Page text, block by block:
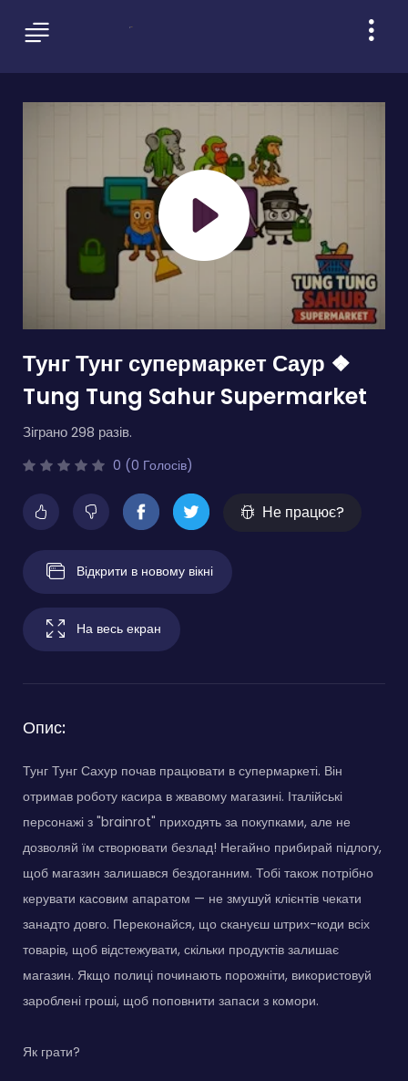
Тунг Тунг супермаркет Саур ❖
Tung Tung Sahur Supermarket
Зіграно 298 разів.
0 (0 Голосів)
Не працює?
Відкрити в новому вікні
На весь екран
Опис:
Тунг Тунг Сахур почав працювати в супермаркеті. Він
отримав роботу касира в жвавому магазині. Італійські
персонажі з "brainrot" приходять за покупками, але не
дозволяй їм створювати безлад! Негайно прибирай підлогу,
щоб магазин залишався бездоганним. Тобі також потрібно
керувати касовим апаратом — не змушуй клієнтів чекати
занадто довго. Переконайся, що скануєш штрих-коди всіх
товарів, щоб відстежувати, скільки продуктів залишає
магазин. Якщо полиці починають порожніти, використовуй
зароблені гроші, щоб поповнити запаси з комори.
Як грати?